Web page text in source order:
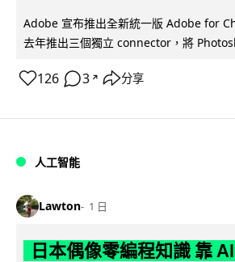
Adobe 宣布推出全新統一版 Adobe for
去年推出三個獨立 connector，將
126 3 ↗ 分享
人工智能
Lawton 1 日
日本偶像零編程知識 靠